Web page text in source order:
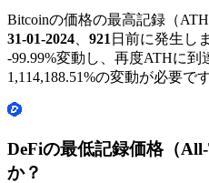
Bitcoinの価格の最高記録（
31-01-2024
921 日前に発生し
-99.99%変動し、再度ATHに到
1,114,188.51%の変動が必要です
DeFiの最低記録価格（
か？